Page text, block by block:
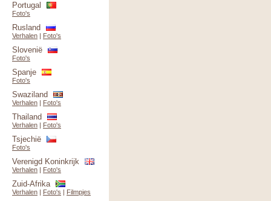
Portugal
Foto's
Rusland
Verhalen | Foto's
Slovenië
Foto's
Spanje
Foto's
Swaziland
Verhalen | Foto's
Thailand
Verhalen | Foto's
Tsjechië
Foto's
Verenigd Koninkrijk
Verhalen | Foto's
Zuid-Afrika
Verhalen | Foto's | Filmpjes